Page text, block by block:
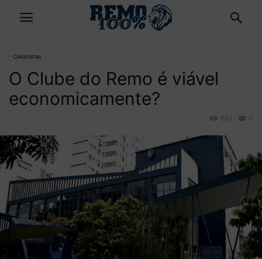
Colunistas
O Clube do Remo é viável
economicamente?
0
501